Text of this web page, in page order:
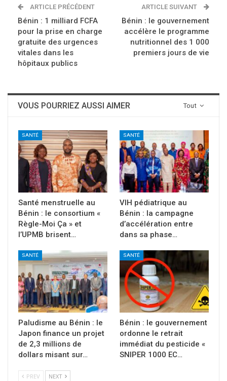
ARTICLE PRÉCÉDENT
Bénin : 1 milliard FCFA
pour la prise en charge
gratuite des urgences
vitales dans les
hôpitaux publics
ARTICLE SUIVANT
Bénin : le gouvernement
accélère le programme
nutritionnel des 1 000
premiers jours de vie
Tout
VOUS POURRIEZ AUSSI AIMER
SANTÉ
Santé menstruelle au
Bénin : le consortium «
Règle-Moi Ça » et
l’UPMB brisent…
SANTÉ
VIH pédiatrique au
Bénin : la campagne
d’accélération entre
dans sa phase…
SANTÉ
Paludisme au Bénin : le
Japon finance un projet
de 2,3 millions de
dollars misant sur…
SANTÉ
Bénin : le gouvernement
ordonne le retrait
immédiat du pesticide «
SNIPER 1000 EC…
PREV NEXT